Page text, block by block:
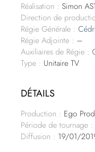
Réalisation : Simon
Direction de
Régie Générale :
Régie Adjointe : –
Auxiliaires de Régie :
Type : Unitaire TV
DÉTAILS
Production : Ego
Période de tournage :
Diffusion : 19/01/